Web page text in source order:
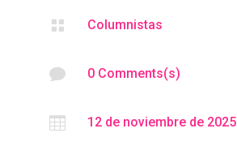
 Columnistas
 0 Comments(s)
 12 de noviembre de 2025